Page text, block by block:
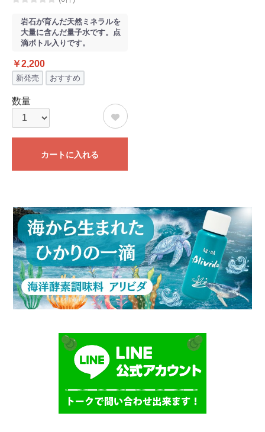
岩石が育んだ天然ミネラルを
大量に含んだ量子水です。点
滴ボトル入りです。
￥2,200
新発売 おすすめ
数量
カートに入れる